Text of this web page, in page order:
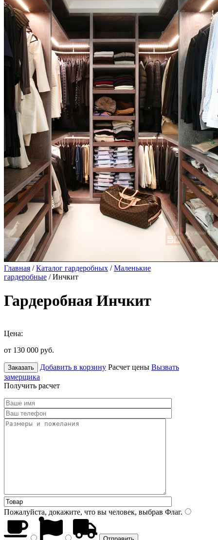
Главная /Каталог гардеробных /Маленькие
гардеробные / Инчкит
Гардеробная Инчкит
Цена:
от 130 000 руб.
Заказать Добавить в корзину Расчет цены Вызвать
замерщика
Получить расчет
Пожалуйста, докажите, что вы человек, выбрав Флаг.